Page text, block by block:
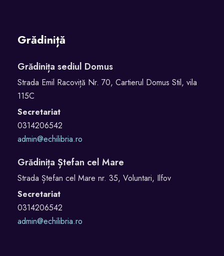
Grădiniță
Grădinița sediul Domus
Strada Emil Racoviță Nr. 70, Cartierul Domus Stil, vila
115C
Secretariat
0314206542
admin@echilibria.ro
Grădinița Ștefan cel Mare
Strada Ștefan cel Mare nr. 35, Voluntari, Ilfov
Secretariat
0314206542
admin@echilibria.ro